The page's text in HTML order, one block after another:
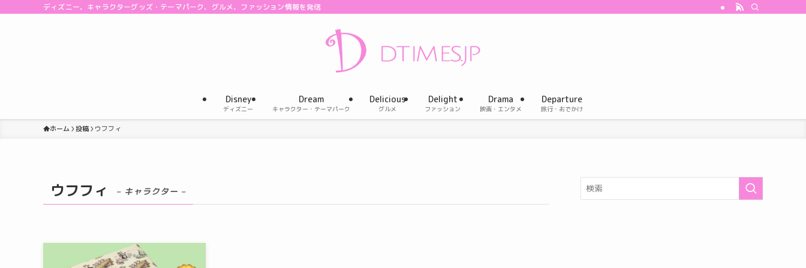
ディズニー、キャラクターグッズ・テーマパーク、グルメ、ファッション情報を発信
Disney
ディズニー
Dream
キャラクター・テーマパーク
Delicious
グルメ
Delight
ファッション
Drama
映画・エンタメ
Departure
旅行・おでかけ
ホーム 投稿 ウフフィ
ウフフィ – キャラクター –